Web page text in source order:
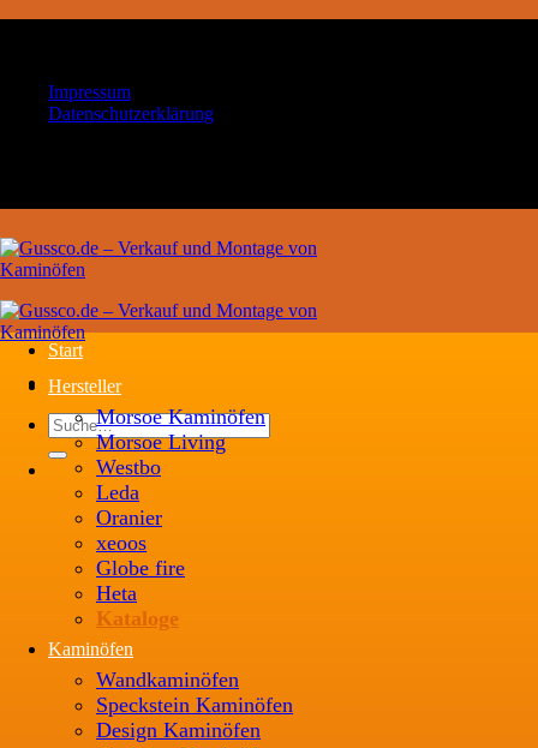
Impressum
Datenschutzerklärung
Suche
nach:
Start
Hersteller
Morsoe Kaminöfen
Morsoe Living
Westbo
Leda
Oranier
xeoos
Globe fire
Heta
Kataloge
Kaminöfen
Wandkaminöfen
Speckstein Kaminöfen
Design Kaminöfen